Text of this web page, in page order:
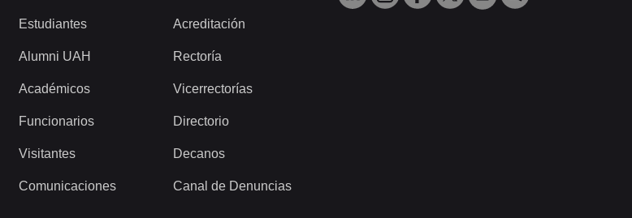
Estudiantes
Alumni UAH
Académicos
Funcionarios
Visitantes
Comunicaciones
Acreditación
Rectoría
Vicerrectorías
Directorio
Decanos
Canal de Denuncias